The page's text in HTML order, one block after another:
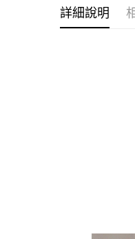
詳細說明